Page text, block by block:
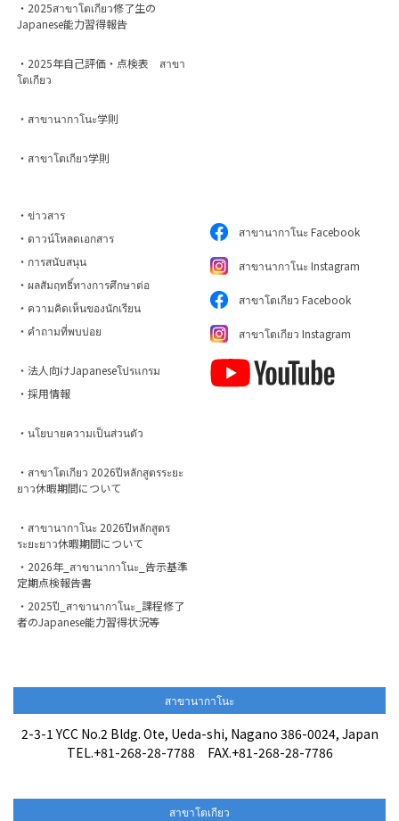
・2025สาขาโตเกียว修了生の
Japanese能力習得報告
・2025年自己評価・点検表 สาขา
โตเกียว
・สาขานากาโนะ学則
・สาขาโตเกียว学則
・ข่าวสาร
・ดาวน์โหลดเอกสาร
・การสนับสนุน
・ผลสัมฤทธิ์ทางการศึกษาต่อ
・ความคิดเห็นของนักเรียน
・คำถามที่พบบ่อย
・法人向けJapaneseโปรแกรม
・採用情報
・นโยบายความเป็นส่วนตัว
・สาขาโตเกียว 2026ปีหลักสูตรระยะ
ยาว休暇期間について
・สาขานากาโนะ 2026ปีหลักสูตร
ระยะยาว休暇期間について
・2026年_สาขานากาโนะ_告示基準
定期点検報告書
・2025ปี_สาขานากาโนะ_課程修了
者のJapanese能力習得状況等
สาขานากาโนะ Facebook
สาขานากาโนะ Instagram
สาขาโตเกียว Facebook
สาขาโตเกียว Instagram
สาขานากาโนะ
2-3-1 YCC No.2 Bldg. Ote, Ueda-shi, Nagano 386-0024, Japan
TEL.+81-268-28-7788 FAX.+81-268-28-7786
สาขาโตเกียว